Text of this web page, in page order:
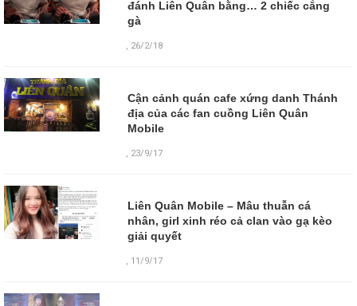
đánh Liên Quân bằng… 2 chiếc cẳng
gà
, 26/2/18
Cận cảnh quán cafe xứng danh Thánh
địa của các fan cuồng Liên Quân
Mobile
, 23/9/17
Liên Quân Mobile – Mâu thuẫn cá
nhân, girl xinh réo cả clan vào gạ kèo
giải quyết
, 11/9/17